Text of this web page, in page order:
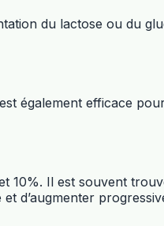
du lactose ou du
également efficace
10%. Il est souvent
d’augmenter